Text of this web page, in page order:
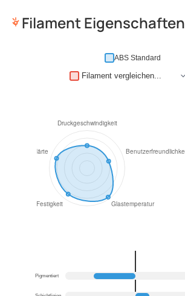
Filament Eigenschaften
ABS Standard
Pigmentiert